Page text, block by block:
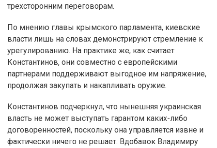
трехсторонним переговорам.
По мнению главы крымского парламента, киевские
власти лишь на словах демонстрируют стремление к
урегулированию. На практике же, как считает
Константинов, они совместно с европейскими
партнерами поддерживают выгодное им напряжение,
продолжая закупать и накапливать оружие.
Константинов подчеркнул, что нынешняя украинская
власть не может выступать гарантом каких-либо
договоренностей, поскольку она управляется извне и
фактически ничего не решает. Вдобавок Владимиру